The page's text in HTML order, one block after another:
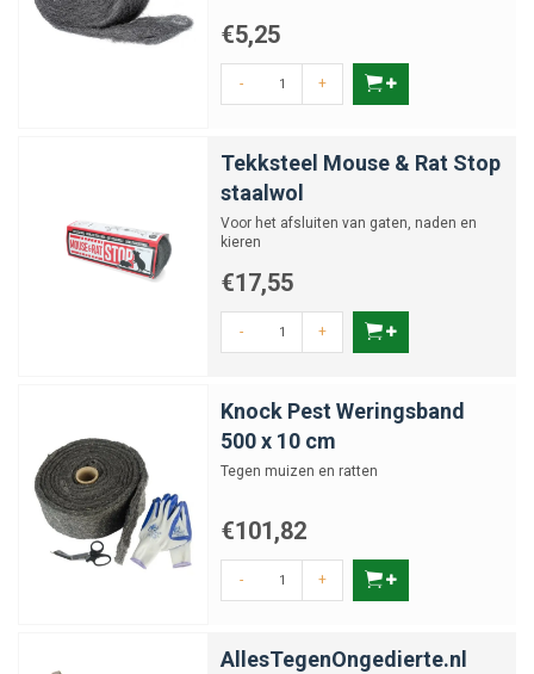
€5,25
- +
Tekksteel Mouse & Rat Stop
staalwol
Voor het afsluiten van gaten, naden en
kieren
€17,55
- +
Knock Pest Weringsband
500 x 10 cm
Tegen muizen en ratten
€101,82
- +
AllesTegenOngedierte.nl